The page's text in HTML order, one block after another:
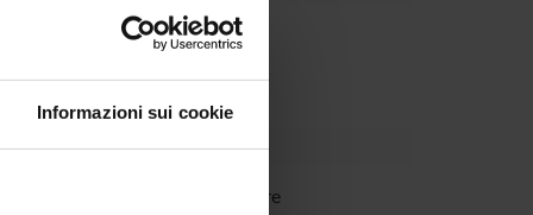
Informazioni sui cookie
Ricercatore